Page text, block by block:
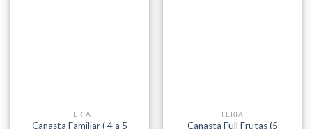
FERIA
Canasta Familiar ( 4 a 5
FERIA
Canasta Full Frutas (5